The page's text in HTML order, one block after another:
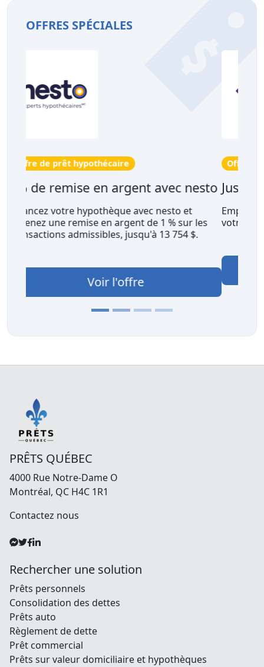
OFFRES SPÉCIALES
Offre aux propriétaires
Jusqu'à 60 000 $
Empruntez jusqu'à 60 000$ sur la valeur de
votre maison à Fairstone.
Voir l'offre
PRÊTS QUÉBEC
4000 Rue Notre-Dame O
Montréal, QC H4C 1R1
Contactez nous
Rechercher une solution
Prêts personnels
Consolidation des dettes
Prêts auto
Règlement de dette
Prêt commercial
Prêts sur valeur domiciliaire et hypothèques